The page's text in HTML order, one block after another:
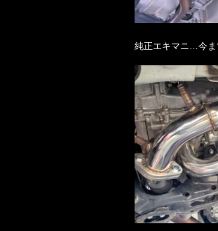
純正エキマニ…今ま